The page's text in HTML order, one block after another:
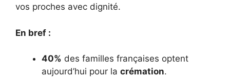
vos proches avec dignité.
En bref :
40% des familles françaises optent
aujourd’hui pour la crémation.